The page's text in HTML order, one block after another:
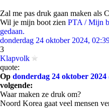
Zal me pas druk gaan maken als
Wil je mijn boot zien PTA / Mijn
gedaan.
donderdag 24 oktober 2024,
3
Klapvolk
quote:
Op donderdag 24 oktober 2024
volgende:
Waar maken ze druk om?
Noord Korea gaat veel mensen